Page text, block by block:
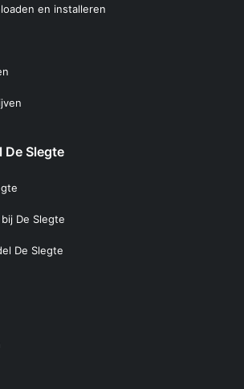
en installeren
De Slegte
De Slegte
De Slegte